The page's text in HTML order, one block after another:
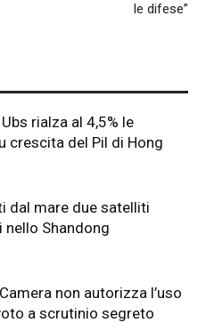
le difese”
rialza al 4,5% le
crescita del Pil di Hong
dal mare due satelliti
nello Shandong
non autorizza l’uso
a scrutinio segreto